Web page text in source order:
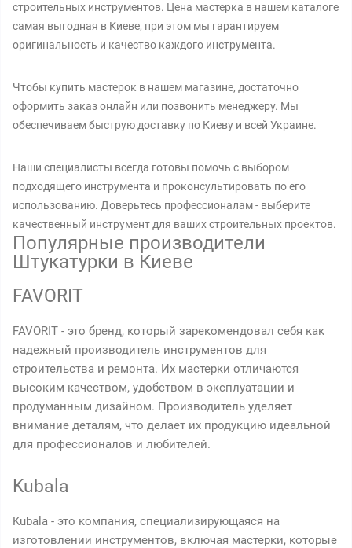
строительных инструментов. Цена мастерка в нашем каталоге
самая выгодная в Киеве, при этом мы гарантируем
оригинальность и качество каждого инструмента.
Чтобы купить мастерок в нашем магазине, достаточно
оформить заказ онлайн или позвонить менеджеру. Мы
обеспечиваем быструю доставку по Киеву и всей Украине.
Наши специалисты всегда готовы помочь с выбором
подходящего инструмента и проконсультировать по его
использованию. Доверьтесь профессионалам - выберите
качественный инструмент для ваших строительных проектов.
Популярные производители
Штукатурки в Киеве
FAVORIT
FAVORIT - это бренд, который зарекомендовал себя как
надежный производитель инструментов для
строительства и ремонта. Их мастерки отличаются
высоким качеством, удобством в эксплуатации и
продуманным дизайном. Производитель уделяет
внимание деталям, что делает их продукцию идеальной
для профессионалов и любителей.
Kubala
Kubala - это компания, специализирующаяся на
изготовлении инструментов, включая мастерки, которые